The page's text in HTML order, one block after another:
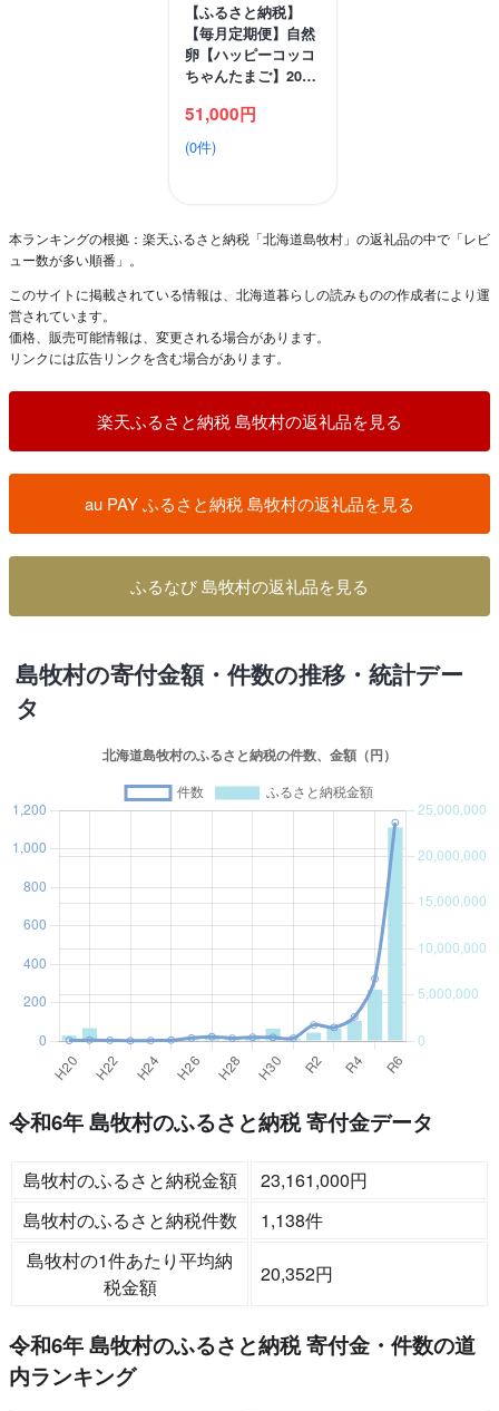
【ふるさと納税】
【毎月定期便】自然
卵【ハッピーコッコ
ちゃんたまご】20…
51,000円
(0件)
本ランキングの根拠：楽天ふるさと納税「北海道島牧村」の返礼品の中で「レビ
ュー数が多い順番」。
このサイトに掲載されている情報は、北海道暮らしの読みものの作成者により運
営されています。
価格、販売可能情報は、変更される場合があります。
リンクには広告リンクを含む場合があります。
楽天ふるさと納税 島牧村の返礼品を見る
au PAY ふるさと納税 島牧村の返礼品を見る
ふるなび 島牧村の返礼品を見る
島牧村の寄付金額・件数の推移・統計デー
タ
令和6年 島牧村のふるさと納税 寄付金データ
島牧村のふるさと納税金額
23,161,000円
島牧村のふるさと納税件数
1,138件
島牧村の1件あたり平均納
税金額
20,352円
令和6年 島牧村のふるさと納税 寄付金・件数の道
内ランキング